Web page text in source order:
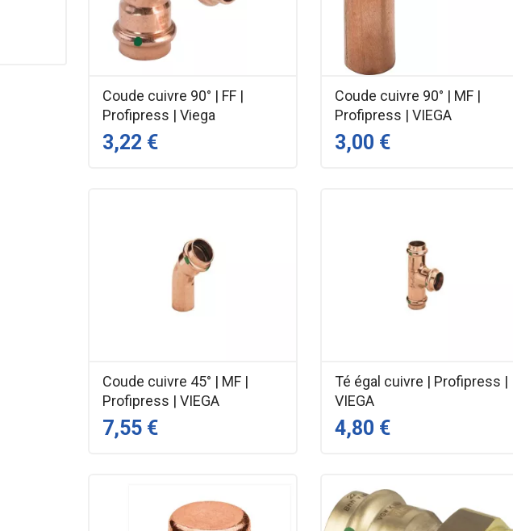
Coude cuivre 90° | FF |
Profipress | Viega
3,22 €
Coude cuivre 90° | MF |
Profipress | VIEGA
3,00 €
Coude cuivre 45° | MF |
Profipress | VIEGA
7,55 €
Té égal cuivre | Profipress |
VIEGA
4,80 €